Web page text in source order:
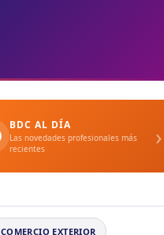
BDC AL DÍA
Las novedades profesionales más
recientes
›
COMERCIO EXTERIOR